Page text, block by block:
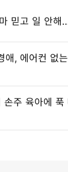
믿고 일 안해
애, 에어컨 없
손주 육아에